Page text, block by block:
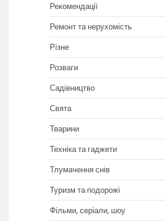
Рекомендації
Ремонт та нерухомість
Різне
Розваги
Садівництво
Свята
Тварини
Техніка та гаджети
Тлумачення снів
Туризм та подорожі
Фільми, серіали, шоу